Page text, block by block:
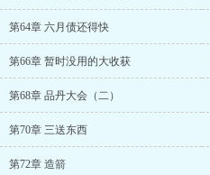
第64章 六月债还得快
第66章 暂时没用的大收获
第68章 品丹大会（二）
第70章 三送东西
第72章 造箭